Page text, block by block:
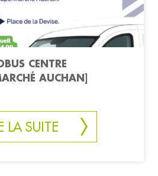
CENTRE
AUCHAN]
LA SUITE